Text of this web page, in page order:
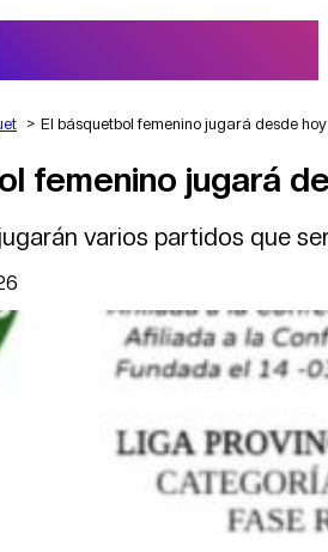
TV
El básquetbol femenino jugará desde
femenino jugará
varios partidos que